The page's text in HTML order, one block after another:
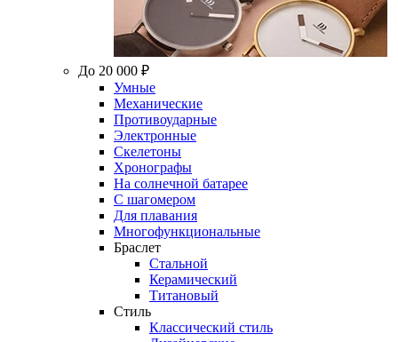
До 20 000 ₽
Умные
Механические
Противоударные
Электронные
Скелетоны
Хронографы
На солнечной батарее
С шагомером
Для плавания
Многофункциональные
Браслет
Стальной
Керамический
Титановый
Стиль
Классический стиль